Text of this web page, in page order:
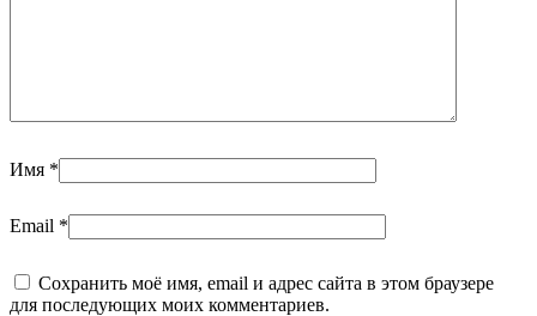
Имя *
Email *
Сохранить моё имя, email и адрес сайта в этом браузере
для последующих моих комментариев.